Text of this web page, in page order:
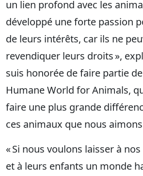
un lien profond avec les
développé une forte passion
de leurs intérêts, car ils ne
revendiquer leurs droits »,
suis honorée de faire partie
Humane World for Animals,
faire une plus grande
ces animaux que nous
« Si nous voulons laisser à
et à leurs enfants un monde